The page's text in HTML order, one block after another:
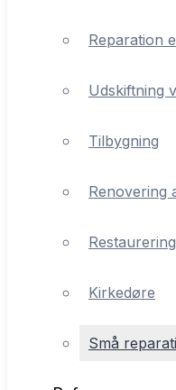
Referencer
Om VT Byg
Reparation
Udskiftning
Tilbygning
Renovering
Kirkedøre
Små